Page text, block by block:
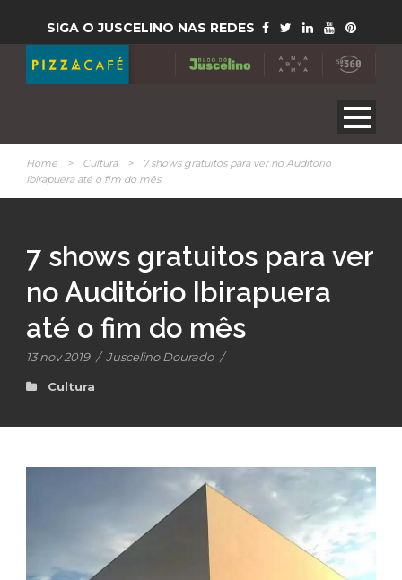
SIGA O JUSCELINO NAS REDES
Home > Cultura >
7 shows gratuitos para ver no Auditório
Ibirapuera até o fim do mês
7 shows gratuitos para ver
no Auditório Ibirapuera
até o fim do mês
13 nov 2019 / Juscelino Dourado /
Cultura